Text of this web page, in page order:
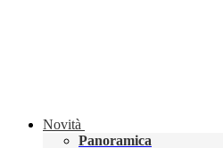
Novità
Panoramica